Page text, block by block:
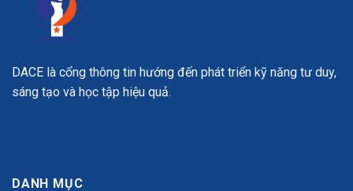
DACE là cổng thông tin hướng đến phát triển kỹ năng tư duy,
sáng tạo và học tập hiệu quả.
DANH MỤC